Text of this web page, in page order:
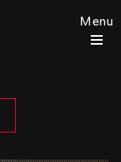
Menu